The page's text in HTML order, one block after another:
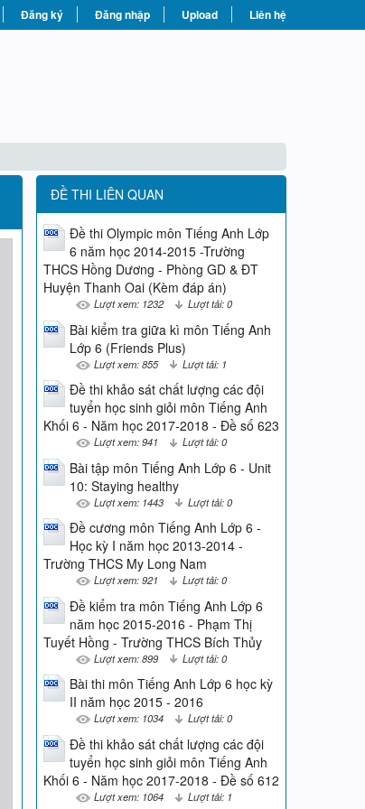
Đăng ký Đăng nhập Upload Liên hệ
ĐỀ THI LIÊN QUAN
Đề thi Olympic môn Tiếng Anh Lớp
6 năm học 2014-2015 -Trường
THCS Hồng Dương - Phòng GD & ĐT
Huyện Thanh Oai (Kèm đáp án)
Lượt xem: 1232 Lượt tải: 0
Bài kiểm tra giữa kì môn Tiếng Anh
Lớp 6 (Friends Plus)
Lượt xem: 855 Lượt tải: 1
Đề thi khảo sát chất lượng các đội
tuyển học sinh giỏi môn Tiếng Anh
Khối 6 - Năm học 2017-2018 - Đề số 623
Lượt xem: 941 Lượt tải: 0
Bài tập môn Tiếng Anh Lớp 6 - Unit
10: Staying healthy
Lượt xem: 1443 Lượt tải: 0
Đề cương môn Tiếng Anh Lớp 6 -
Học kỳ I năm học 2013-2014 -
Trường THCS My Long Nam
Lượt xem: 921 Lượt tải: 0
Đề kiểm tra môn Tiếng Anh Lớp 6
năm học 2015-2016 - Phạm Thị
Tuyết Hồng - Trường THCS Bích Thủy
Lượt xem: 899 Lượt tải: 0
Bài thi môn Tiếng Anh Lớp 6 học kỳ
II năm học 2015 - 2016
Lượt xem: 1034 Lượt tải: 0
Đề thi khảo sát chất lượng các đội
tuyển học sinh giỏi môn Tiếng Anh
Khối 6 - Năm học 2017-2018 - Đề số 612
Lượt xem: 1064 Lượt tải: 1